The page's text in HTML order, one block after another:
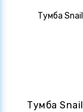
Тумба